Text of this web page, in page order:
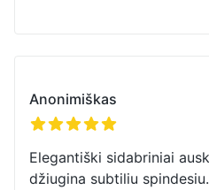
Naujausi atsiliepimai
Anonimiškas
Elegantiški sidabriniai
džiugina subtiliu